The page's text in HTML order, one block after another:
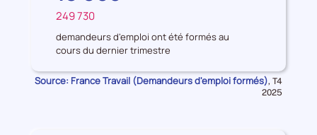
les
Demandeurs
d'emploi
formés
COTE
D'AZUR
FRANCE
249 730
demandeurs d'emploi ont été formés au
cours du dernier trimestre
Source: France Travail (Demandeurs d'emploi formés), Données
pour
T4
2025